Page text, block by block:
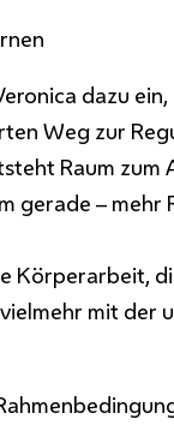
dazu ein,
Weg zur
Raum zum
gerade – mehr
Körperarbeit,
mit der